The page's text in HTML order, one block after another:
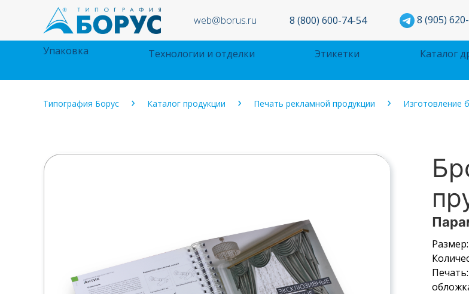
web@borus.ru 8 (800) 600-74-54 8 (905)
Упаковка Технологии и отделки Этикетки Каталог
Типография Борус Каталог продукции Печать рекламной продукции Изготовление